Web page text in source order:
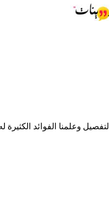
وعلمنا الفوائد الكثيرة